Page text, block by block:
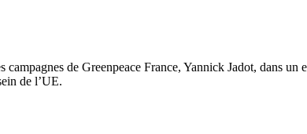
de Greenpeace France, Yannick Jadot, dans
de l’UE.